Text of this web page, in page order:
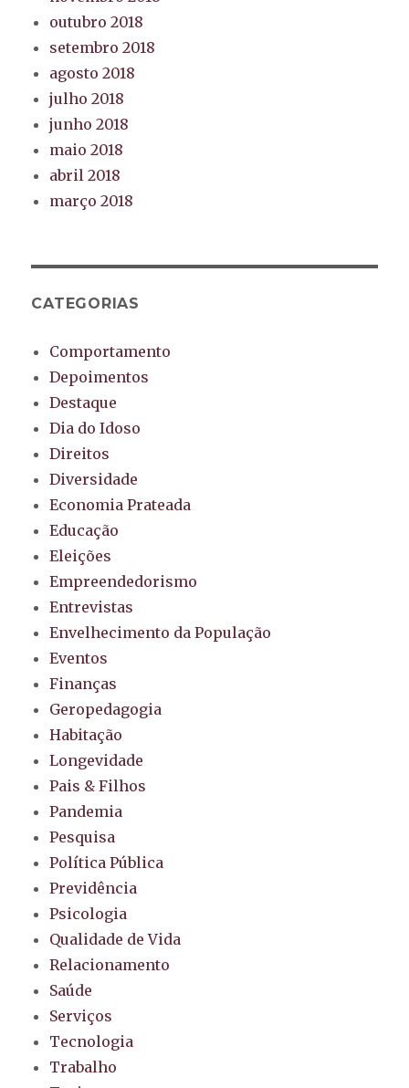
outubro 2018
setembro 2018
agosto 2018
julho 2018
junho 2018
maio 2018
abril 2018
março 2018
CATEGORIAS
Comportamento
Depoimentos
Destaque
Dia do Idoso
Direitos
Diversidade
Economia Prateada
Educação
Eleições
Empreendedorismo
Entrevistas
Envelhecimento da População
Eventos
Finanças
Geropedagogia
Habitação
Longevidade
Pais & Filhos
Pandemia
Pesquisa
Política Pública
Previdência
Psicologia
Qualidade de Vida
Relacionamento
Saúde
Serviços
Tecnologia
Trabalho